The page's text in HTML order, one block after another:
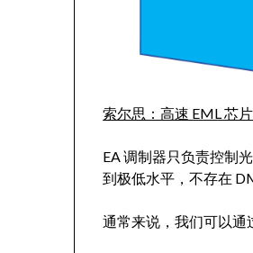
索尔思：高速 EML 芯
EA 调制器只负责控制
到极低水平，不存在
通常来说，我们可以通